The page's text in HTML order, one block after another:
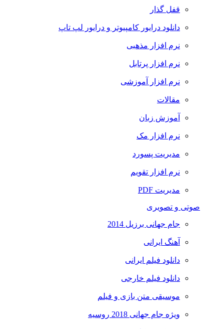
قفل گذار
دانلود درایور کامپیوتر و درایور لپ تاپ
نرم افزار مذهبی
نرم افزار پرتابل
نرم افزار آموزشی
مقالات
آموزش زبان
نرم افزار مک
مدیریت پسورد
نرم افزار تقویم
مدیریت PDF
صوتی و تصویری
جام جهانی برزیل 2014
آهنگ ایرانی
دانلود فیلم ایرانی
دانلود فیلم خارجی
موسیقی متن بازی و فیلم
ویژه جام جهانی 2018 روسیه